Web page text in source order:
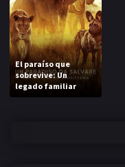
El paraíso que
sobrevive: Un
legado familiar